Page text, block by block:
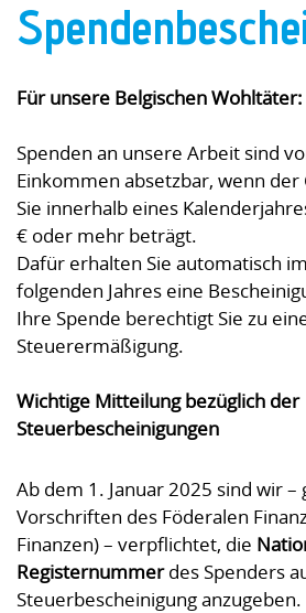
Für unsere Belgischen Wohltäter:
Spenden an unsere Arbeit sind
Einkommen absetzbar, wenn
Sie innerhalb eines
€ oder mehr beträgt.
Dafür erhalten Sie automatisch
folgenden Jahres eine
Ihre Spende berechtigt Sie zu
Steuerermäßigung.
Wichtige Mitteilung bezüglich der
Steuerbescheinigungen
Ab dem 1. Januar 2025 sind wir
Vorschriften des Föderalen
Finanzen) – verpflichtet, die
Registernummerdes Spenders
Steuerbescheinigung anzugeben.